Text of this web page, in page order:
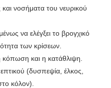
και νοσήματα του νευρικού
να ελέγξει το βρογχικό
των κρίσεων.
και η κατάθλιψη.
(δυσπεψία, έλκος,
κόλον).